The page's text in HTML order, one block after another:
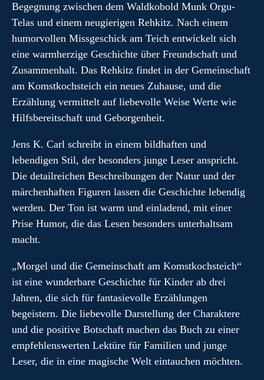
Begegnung zwischen dem Waldkobold Munk Orgu-
Telas und einem neugierigen Rehkitz. Nach einem
humorvollen Missgeschick am Teich entwickelt sich
eine warmherzige Geschichte über Freundschaft und
Zusammenhalt. Das Rehkitz findet in der Gemeinschaft
am Komstkochsteich ein neues Zuhause, und die
Erzählung vermittelt auf liebevolle Weise Werte wie
Hilfsbereitschaft und Geborgenheit.
Jens K. Carl schreibt in einem bildhaften und
lebendigen Stil, der besonders junge Leser anspricht.
Die detailreichen Beschreibungen der Natur und der
märchenhaften Figuren lassen die Geschichte lebendig
werden. Der Ton ist warm und einladend, mit einer
Prise Humor, die das Lesen besonders unterhaltsam
macht.
„Morgel und die Gemeinschaft am Komstkochsteich“
ist eine wunderbare Geschichte für Kinder ab drei
Jahren, die sich für fantasievolle Erzählungen
begeistern. Die liebevolle Darstellung der Charaktere
und die positive Botschaft machen das Buch zu einer
empfehlenswerten Lektüre für Familien und junge
Leser, die in eine magische Welt eintauchen möchten.